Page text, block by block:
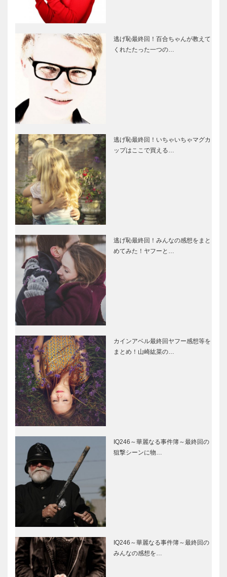
逃げ恥最終回！百合ちゃんが教えて
くれたたった一つの…
逃げ恥最終回！いちゃいちゃマグカ
ップはここで買える…
逃げ恥最終回！みんなの感想をまと
めてみた！ヤフーと…
カインアベル最終回ヤフー感想等を
まとめ！山崎紘菜の…
IQ246～華麗なる事件簿～最終回の
狙撃シーンに物…
IQ246～華麗なる事件簿～最終回の
みんなの感想を…